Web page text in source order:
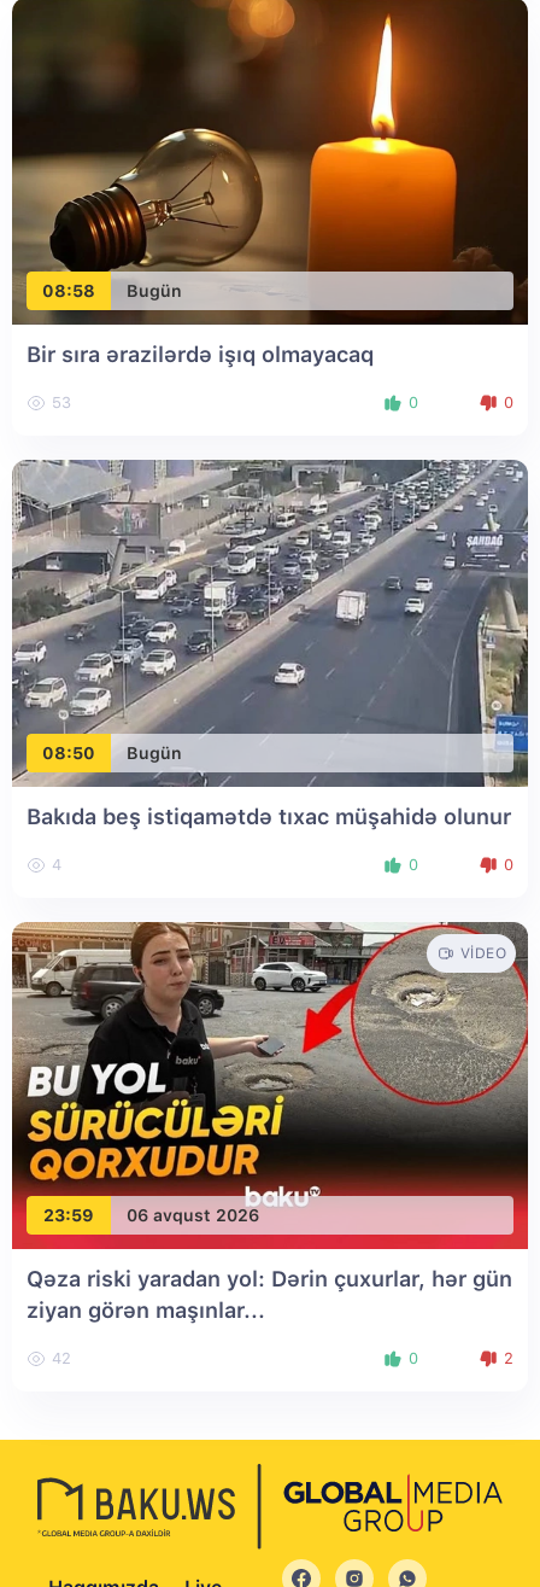
08:58 Bugün
Bir sıra ərazilərdə işıq olmayacaq
53 0 0
08:50 Bugün
Bakıda beş istiqamətdə tıxac müşahidə olunur
4 0 0
23:59 06 avqust 2026
VIDEO
Qəza riski yaradan yol: Dərin çuxurlar, hər gün
ziyan görən maşınlar...
42 0 2